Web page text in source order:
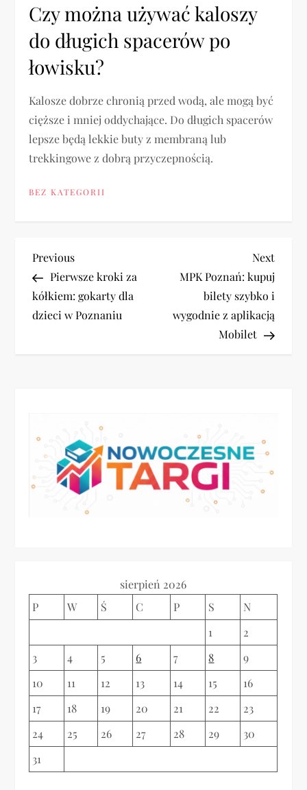
Czy można używać kaloszy
do długich spacerów po
łowisku?
Kalosze dobrze chronią przed wodą, ale mogą być
cięższe i mniej oddychające. Do długich spacerów
lepsze będą lekkie buty z membraną lub
trekkingowe z dobrą przyczepnością.
BEZ KATEGORII
N
a
w
j
i
s
u
Previous
Post
Previous
Pierwsze kroki za
kółkiem: gokarty dla
dzieci w Poznaniu
Next
Post
Next
MPK Poznań: kupuj
bilety szybko i
wygodnie z aplikacją
Mobilet
sierpień 2026
P
W Ś C P S
N
1
2
3
4 5 6 7 8
9
10
11 12 13 14 15
16
17
18 19 20 21 22
23
24
25 26 27 28 29
30
31